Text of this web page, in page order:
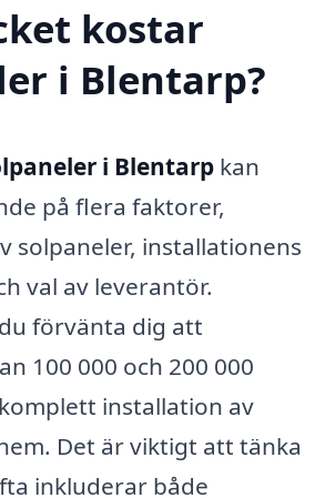
kostar
i Blentarp?
i Blentarp kan
på flera faktorer,
solpaneler, installationens
val av leverantör.
förvänta dig att
100 000 och 200 000
installation av
Det är viktigt att tänka
inkluderar både